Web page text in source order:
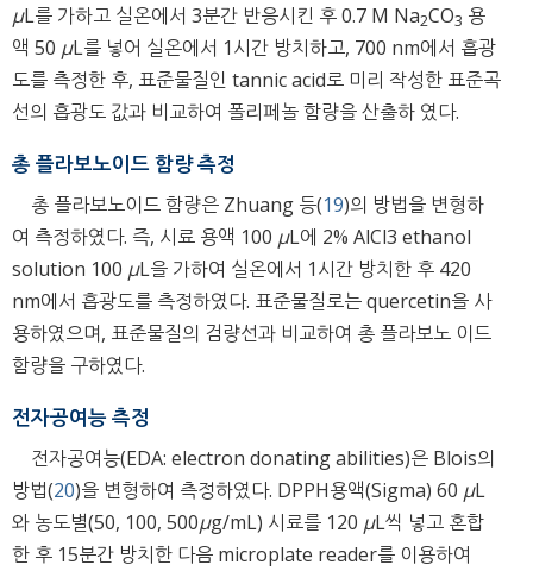
μL를 가하고 실온에서 3분간 반응시킨 후 0.7 M Na2CO3 용
액 50 μL를 넣어 실온에서 1시간 방치하고, 700 nm에서 흡광
도를 측정한 후, 표준물질인 tannic acid로 미리 작성한 표준곡
선의 흡광도 값과 비교하여 폴리페놀 함량을 산출하 였다.
총 플라보노이드 함량 측정
총 플라보노이드 함량은 Zhuang 등(19)의 방법을 변형하
여 측정하였다. 즉, 시료 용액 100 μL에 2% AlCl3 ethanol
solution 100 μL을 가하여 실온에서 1시간 방치한 후 420
nm에서 흡광도를 측정하였다. 표준물질로는 quercetin을 사
용하였으며, 표준물질의 검량선과 비교하여 총 플라보노 이드
함량을 구하였다.
전자공여능 측정
전자공여능(EDA: electron donating abilities)은 Blois의
방법(20)을 변형하여 측정하였다. DPPH용액(Sigma) 60 μL
와 농도별(50, 100, 500μg/mL) 시료를 120 μL씩 넣고 혼합
한 후 15분간 방치한 다음 microplate reader를 이용하여